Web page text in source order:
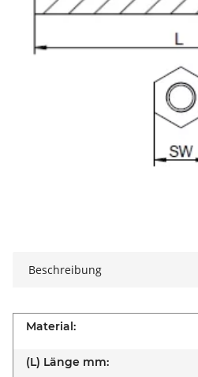
Beschreibung
Material:
(L) Länge mm: